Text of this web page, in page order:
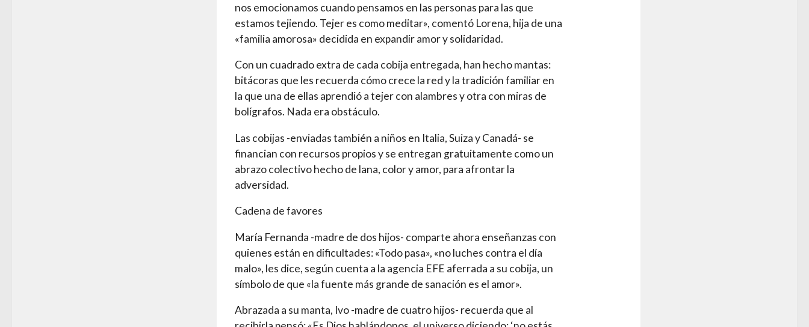
nos emocionamos cuando pensamos en las personas para las que
estamos tejiendo. Tejer es como meditar», comentó Lorena, hija de una
«familia amorosa» decidida en expandir amor y solidaridad.
Con un cuadrado extra de cada cobija entregada, han hecho mantas:
bitácoras que les recuerda cómo crece la red y la tradición familiar en
la que una de ellas aprendió a tejer con alambres y otra con miras de
bolígrafos. Nada era obstáculo.
Las cobijas -enviadas también a niños en Italia, Suiza y Canadá- se
financian con recursos propios y se entregan gratuitamente como un
abrazo colectivo hecho de lana, color y amor, para afrontar la
adversidad.
Cadena de favores
María Fernanda -madre de dos hijos- comparte ahora enseñanzas con
quienes están en dificultades: «Todo pasa», «no luches contra el día
malo», les dice, según cuenta a la agencia EFE aferrada a su cobija, un
símbolo de que «la fuente más grande de sanación es el amor».
Abrazada a su manta, Ivo -madre de cuatro hijos- recuerda que al